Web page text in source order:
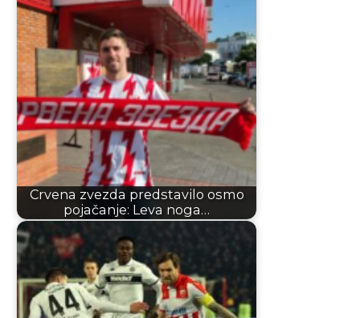
Crvena zvezda predstavilo osmo
pojačanje: Leva noga…